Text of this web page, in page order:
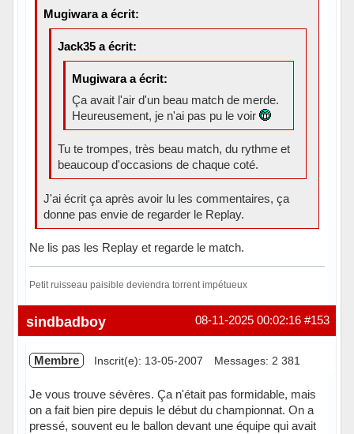
Mugiwara a écrit:
Jack35 a écrit:
Mugiwara a écrit:
Ça avait l'air d'un beau match de merde.
Heureusement, je n'ai pas pu le voir
Tu te trompes, très beau match, du rythme et
beaucoup d'occasions de chaque coté.
J'ai écrit ça après avoir lu les commentaires, ça
donne pas envie de regarder le Replay.
Ne lis pas les Replay et regarde le match.
Petit ruisseau paisible deviendra torrent impétueux
Hors ligne #153
08-11-2025 00:02:16
sindbadboy
Membre Inscrit(e): 13-05-2007 Messages: 2 381
Je vous trouve sévères. Ça n'était pas formidable, mais
on a fait bien pire depuis le début du championnat. On a
pressé, souvent eu le ballon devant une équipe qui avait